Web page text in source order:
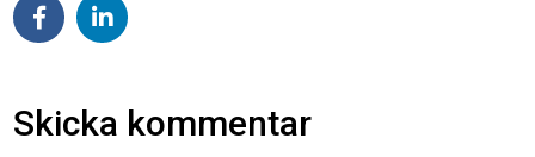
Skicka kommentar